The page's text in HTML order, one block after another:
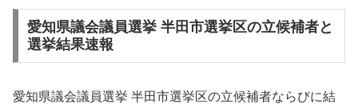
愛知県議会議員選挙 半田市選挙区の立候補者と
選挙結果速報
愛知県議会議員選挙 半田市選挙区の立候補者ならびに結